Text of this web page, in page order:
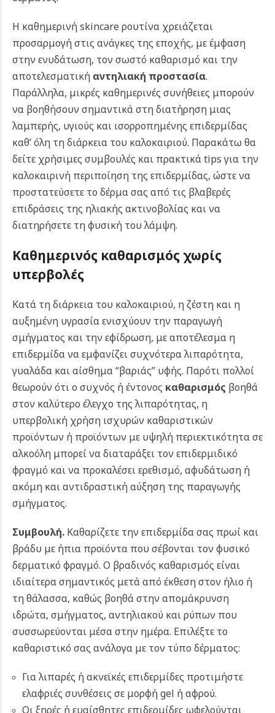
Η καθημερινή skincare ρουτίνα χρειάζεται
προσαρμογή στις ανάγκες της εποχής, με έμφαση
στην ενυδάτωση, τον σωστό καθαρισμό και την
αποτελεσματική αντηλιακή προστασία.
Παράλληλα, μικρές καθημερινές συνήθειες μπορούν
να βοηθήσουν σημαντικά στη διατήρηση μιας
λαμπερής, υγιούς και ισορροπημένης επιδερμίδας
καθ’ όλη τη διάρκεια του καλοκαιριού. Παρακάτω θα
δείτε χρήσιμες συμβουλές και πρακτικά tips για την
καλοκαιρινή περιποίηση της επιδερμίδας, ώστε να
προστατεύσετε το δέρμα σας από τις βλαβερές
επιδράσεις της ηλιακής ακτινοβολίας και να
διατηρήσετε τη φυσική του λάμψη.
Καθημερινός καθαρισμός χωρίς
υπερβολές
Κατά τη διάρκεια του καλοκαιριού, η ζέστη και η
αυξημένη υγρασία ενισχύουν την παραγωγή
σμήγματος και την εφίδρωση, με αποτέλεσμα η
επιδερμίδα να εμφανίζει συχνότερα λιπαρότητα,
γυαλάδα και αίσθημα “βαριάς” υφής. Παρότι πολλοί
θεωρούν ότι ο συχνός ή έντονος καθαρισμός βοηθά
στον καλύτερο έλεγχο της λιπαρότητας, η
υπερβολική χρήση ισχυρών καθαριστικών
προϊόντων ή προϊόντων με υψηλή περιεκτικότητα σε
αλκοόλη μπορεί να διαταράξει τον επιδερμιδικό
φραγμό και να προκαλέσει ερεθισμό, αφυδάτωση ή
ακόμη και αντιδραστική αύξηση της παραγωγής
σμήγματος.
Συμβουλή. Καθαρίζετε την επιδερμίδα σας πρωί και
βράδυ με ήπια προϊόντα που σέβονται τον φυσικό
δερματικό φραγμό. Ο βραδινός καθαρισμός είναι
ιδιαίτερα σημαντικός μετά από έκθεση στον ήλιο ή
τη θάλασσα, καθώς βοηθά στην απομάκρυνση
ιδρώτα, σμήγματος, αντηλιακού και ρύπων που
συσσωρεύονται μέσα στην ημέρα. Επιλέξτε το
καθαριστικό σας ανάλογα με τον τύπο δέρματος:
Για λιπαρές ή ακνεϊκές επιδερμίδες προτιμήστε
ελαφριές συνθέσεις σε μορφή gel ή αφρού.
Οι ξηρές ή ευαίσθητες επιδερμίδες ωφελούνται